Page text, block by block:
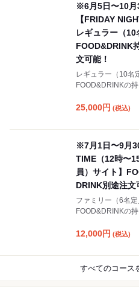
※6月5日〜10月
【FRIDAY
レギュラー（10
FOOD&DRINK
文可能！
レギュラー（10名定員）サイ
FOOD&DRINKの持ち込み自由 別
類)【ALL飲み放題】プラン」 「
25,000円 (税込)
※7月1日〜9月
TIME（12時〜
員）サイト】
DRINK別途注文
ファミリー（6名定員）サイト
FOOD&DRINKの持ち込み自由 別
類)【ALL飲み放題】プラン」 「
12,000円 (税込)
すべてのコース